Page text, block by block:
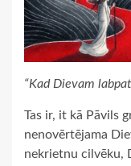
“Kad Dievam
Tas ir, it kā Pāvils
nenovērtējama
nekrietnu cilvēku,